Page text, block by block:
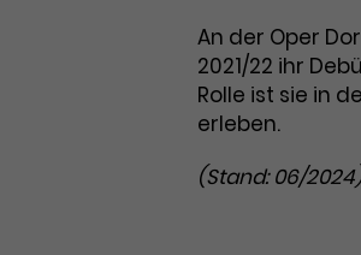
Websites hinweg.An der Oper
2021/22 ihr
Rolle ist sie in
erleben.
(Stand: 06/